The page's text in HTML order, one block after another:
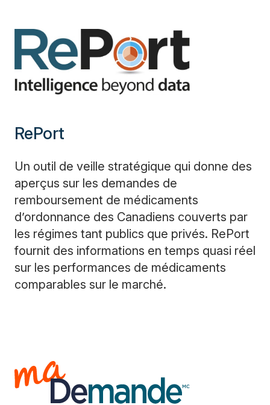
RePort
Un outil de veille stratégique qui donne des
aperçus sur les demandes de
remboursement de médicaments
d’ordonnance des Canadiens couverts par
les régimes tant publics que privés. RePort
fournit des informations en temps quasi réel
sur les performances de médicaments
comparables sur le marché.